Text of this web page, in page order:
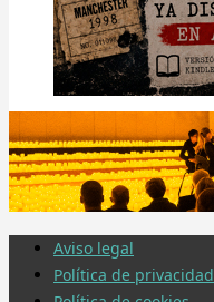
Aviso legal
Política de privacidad